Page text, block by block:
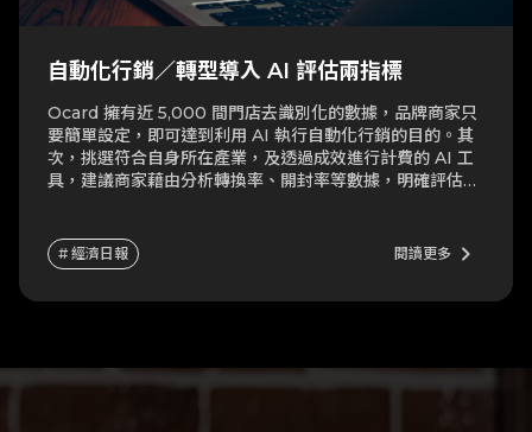
自動化行銷／轉型導入 AI 評估兩指標
Ocard 擁有近 5,000 間門店去識別化的數據，品牌商家只
要簡單設定，即可達到利用 AI 執行自動化行銷的目的。其
次，挑選符合自身所在產業，及透過成效進行計費的 AI 工
具，建議商家藉由分析轉換率、開封率等數據，明確評估使
# 經濟日報 閱讀更多 keyboard_arrow_right